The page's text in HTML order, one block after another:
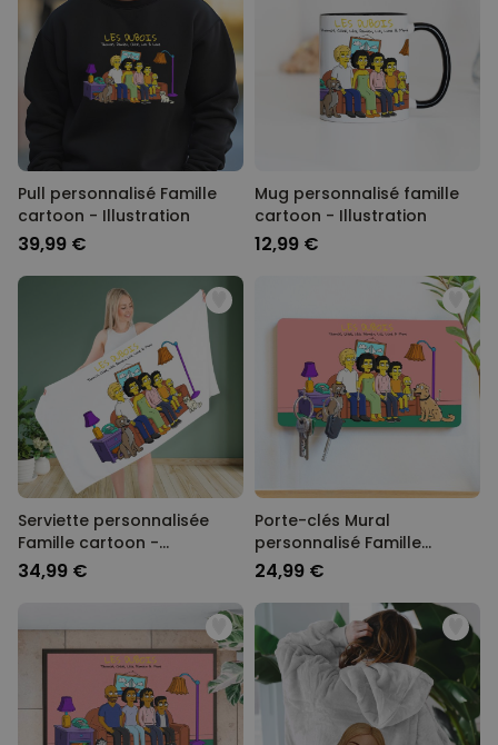
Pull personnalisé Famille
cartoon - Illustration
39,99 €
Mug personnalisé famille
cartoon - Illustration
12,99 €
Serviette personnalisée
Famille cartoon -
Illustration
34,99 €
Porte-clés Mural
personnalisé Famille
Cartoon - Illustration
24,99 €